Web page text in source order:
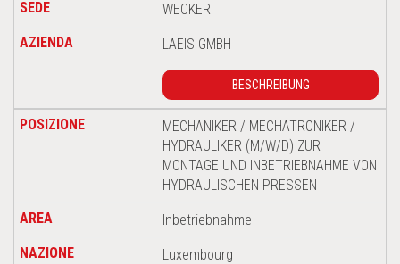
WECKER
LAEIS GMBH
BESCHREIBUNG
MECHANIKER / MECHATRONIKER /
HYDRAULIKER (M/W/D) ZUR
MONTAGE UND INBETRIEBNAHME VON
HYDRAULISCHEN PRESSEN
Inbetriebnahme
Luxembourg